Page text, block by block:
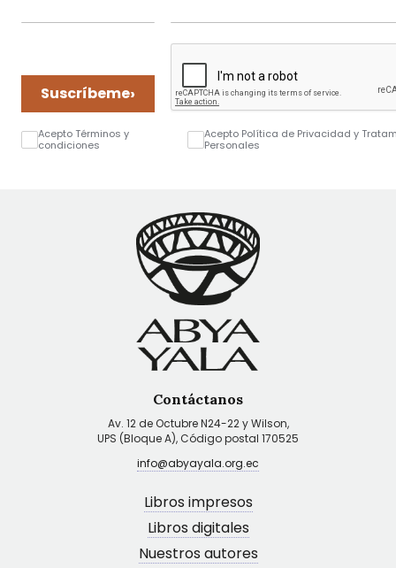
Suscríbeme›
Acepto Términos y
condiciones
Acepto Política de Privacidad y
Personales
Contáctanos
Av. 12 de Octubre N24-22 y Wilson,
UPS (Bloque A), Código postal 170525
info@abyayala.org.ec
Libros impresos
Libros digitales
Nuestros autores